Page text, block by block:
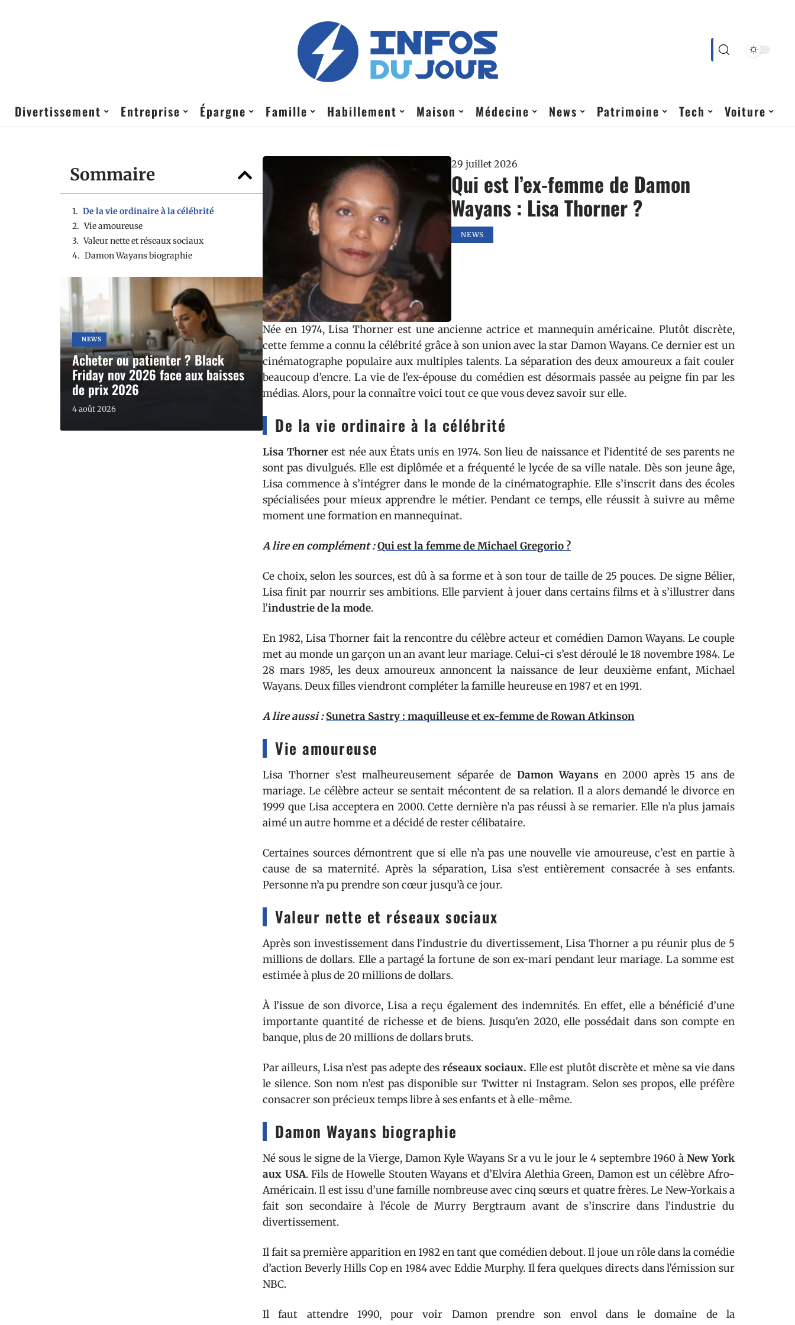
Divertissement Entreprise Épargne Famille Habillement Maison Médecine News Patrimoine Tech Voiture
Sommaire
De la vie ordinaire à la célébrité
Vie amoureuse
Valeur nette et réseaux sociaux
Damon Wayans biographie
NEWS
Acheter ou patienter ? Black
Friday nov 2026 face aux baisses
de prix 2026
4 août 2026
29 juillet 2026
Qui est l’ex-femme de Damon
Wayans : Lisa Thorner ?
NEWS
Née en 1974, Lisa Thorner est une ancienne actrice et mannequin américaine. Plutôt discrète,
cette femme a connu la célébrité grâce à son union avec la star Damon Wayans. Ce dernier est un
cinématographe populaire aux multiples talents. La séparation des deux amoureux a fait couler
beaucoup d’encre. La vie de l’ex-épouse du comédien est désormais passée au peigne fin par les
médias. Alors, pour la connaître voici tout ce que vous devez savoir sur elle.
De la vie ordinaire à la célébrité
Lisa Thorner est née aux États unis en 1974. Son lieu de naissance et l’identité de ses parents ne
sont pas divulgués. Elle est diplômée et a fréquenté le lycée de sa ville natale. Dès son jeune âge,
Lisa commence à s’intégrer dans le monde de la cinématographie. Elle s’inscrit dans des écoles
spécialisées pour mieux apprendre le métier. Pendant ce temps, elle réussit à suivre au même
moment une formation en mannequinat.
A lire en complément :Qui est la femme de Michael Gregorio ?
Ce choix, selon les sources, est dû à sa forme et à son tour de taille de 25 pouces. De signe Bélier,
Lisa finit par nourrir ses ambitions. Elle parvient à jouer dans certains films et à s’illustrer dans
l’industrie de la mode.
En 1982, Lisa Thorner fait la rencontre du célèbre acteur et comédien Damon Wayans. Le couple
met au monde un garçon un an avant leur mariage. Celui-ci s’est déroulé le 18 novembre 1984. Le
28 mars 1985, les deux amoureux annoncent la naissance de leur deuxième enfant, Michael
Wayans. Deux filles viendront compléter la famille heureuse en 1987 et en 1991.
A lire aussi : Sunetra Sastry : maquilleuse et ex-femme de Rowan Atkinson
Vie amoureuse
Lisa Thorner s’est malheureusement séparée de Damon Wayansen 2000 après 15 ans de
mariage. Le célèbre acteur se sentait mécontent de sa relation. Il a alors demandé le divorce en
1999 que Lisa acceptera en 2000. Cette dernière n’a pas réussi à se remarier. Elle n’a plus jamais
aimé un autre homme et a décidé de rester célibataire.
Certaines sources démontrent que si elle n’a pas une nouvelle vie amoureuse, c’est en partie à
cause de sa maternité. Après la séparation, Lisa s’est entièrement consacrée à ses enfants.
Personne n’a pu prendre son cœur jusqu’à ce jour.
Valeur nette et réseaux sociaux
Après son investissement dans l’industrie du divertissement, Lisa Thorner a pu réunir plus de 5
millions de dollars. Elle a partagé la fortune de son ex-mari pendant leur mariage. La somme est
estimée à plus de 20 millions de dollars.
À l’issue de son divorce, Lisa a reçu également des indemnités. En effet, elle a bénéficié d’une
importante quantité de richesse et de biens. Jusqu’en 2020, elle possédait dans son compte en
banque, plus de 20 millions de dollars bruts.
Par ailleurs, Lisa n’est pas adepte des réseaux sociaux. Elle est plutôt discrète et mène sa vie dans
le silence. Son nom n’est pas disponible sur Twitter ni Instagram. Selon ses propos, elle préfère
consacrer son précieux temps libre à ses enfants et à elle-même.
Damon Wayans biographie
Né sous le signe de la Vierge, Damon Kyle Wayans Sr a vu le jour le 4 septembre 1960 àNew York
aux USA. Fils de Howelle Stouten Wayans et d’Elvira Alethia Green, Damon est un célèbre Afro-
Américain. Il est issu d’une famille nombreuse avec cinq sœurs et quatre frères. Le New-Yorkais a
fait son secondaire à l’école de Murry Bergtraum avant de s’inscrire dans l’industrie du
divertissement.
Il fait sa première apparition en 1982 en tant que comédien debout. Il joue un rôle dans la comédie
d’action Beverly Hills Cop en 1984 avec Eddie Murphy. Il fera quelques directs dans l’émission sur
NBC.
Il faut attendre 1990, pour voir Damon prendre son envol dans le domaine de la